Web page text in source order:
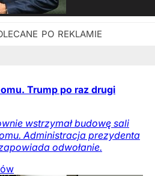
Trump po raz drugi
wstrzymał budowę sali
Administracja prezydenta
odwołanie.